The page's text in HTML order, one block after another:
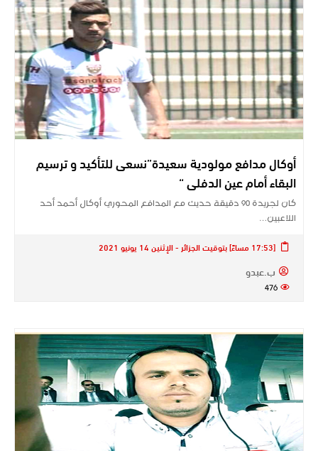
أوكال مدافع مولودية سعيدة”نسعى للتأكيد و ترسيم
البقاء أمام عين الدفلى “
كان لجريدة 90 دقيقة حديث مع المدافع المحوري أوكال أحمد أحد
اللاعبين…
[17:53 مساءً] بتوقيت الجزائر - الإثنين 14 يونيو 2021
ب.عبدو
476